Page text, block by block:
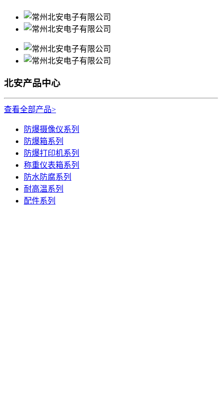
北安产品中心
查看全部产品>
防爆摄像仪系列
防爆箱系列
防爆打印机系列
称重仪表箱系列
防水防腐系列
耐高温系列
配件系列